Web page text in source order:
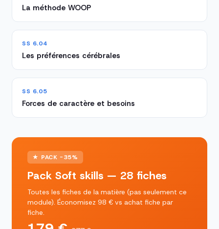
La méthode WOOP
SS 6.04
Les préférences cérébrales
SS 6.05
Forces de caractère et besoins
★ PACK -35%
Pack Soft skills — 28 fiches
Toutes les fiches de la matière (pas seulement ce
module). Économisez 98 € vs achat fiche par
fiche.